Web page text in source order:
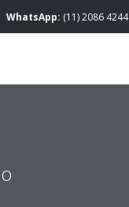
WhatsApp: (11) 2086 4244